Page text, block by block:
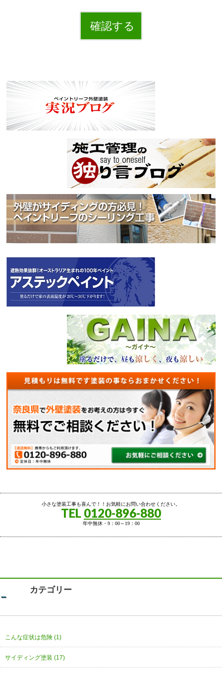
小さな塗装工事も喜んで！！お気軽にお問い合わせください。
TEL 0120-896-880
年中無休・9：00～19：00
カテゴリー
こんな症状は危険 (1)
サイディング塗装 (17)